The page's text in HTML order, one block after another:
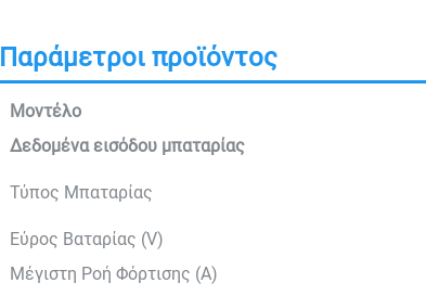
Παράμετροι προϊόντος
Μοντέλο
Δεδομένα εισόδου μπαταρίας
Τύπος Μπαταρίας
Εύρος Βαταρίας (V)
Μέγιστη Ροή Φόρτισης (A)